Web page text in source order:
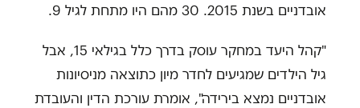
אובדניים בשנת 2015. 30 מהם היו מתחת לגיל 9.
"קהל היעד במחקר עוסק בדרך כלל בגילאי 15, אבל
גיל הילדים שמגיעים לחדר מיון כתוצאה מניסיונות
אובדניים נמצא בירידה", אומרת עורכת הדין והעובדת